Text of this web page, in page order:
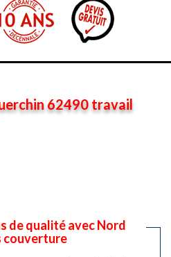
62490 travail
de qualité avec Nord
couverture